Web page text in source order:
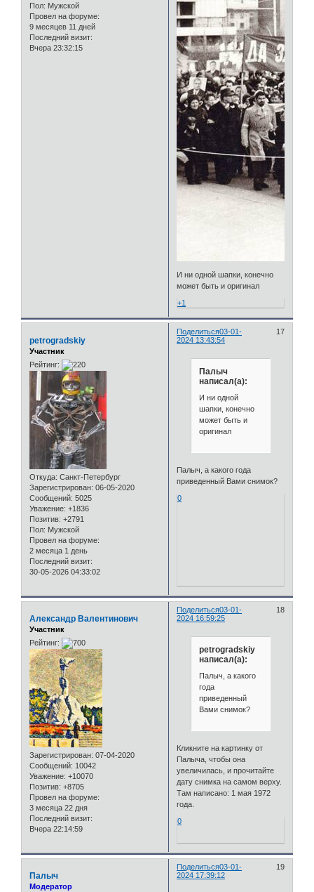
Пол: Мужской
Провел на форуме:
9 месяцев 11 дней
Последний визит:
Вчера 23:32:15
И ни одной шапки, конечно
может быть и оригинал
+1
Поделиться 17
03-01-
2024 13:43:54
petrogradskiy
Участник
Рейтинг:
Откуда: Санкт-Петербург
Зарегистрирован: 06-05-2020
Сообщений: 5025
Уважение: +1836
Позитив: +2791
Пол: Мужской
Провел на форуме:
2 месяца 1 день
Последний визит:
30-05-2026 04:33:02
Палыч
написал(а):
И ни одной
шапки, конечно
может быть и
оригинал
Палыч, а какого года
приведенный Вами снимок?
0
Поделиться 18
03-01-
2024 16:59:25
Александр Валентинович
Участник
Рейтинг:
Зарегистрирован: 07-04-2020
Сообщений: 10042
Уважение: +10070
Позитив: +8705
Провел на форуме:
3 месяца 22 дня
Последний визит:
Вчера 22:14:59
petrogradskiy
написал(а):
Палыч, а какого
года
приведенный
Вами снимок?
Кликните на картинку от
Палыча, чтобы она
увеличилась, и прочитайте
дату снимка на самом верху.
Там написано: 1 мая 1972
года.
0
Поделиться 19
03-01-
2024 17:39:12
Палыч
Модератор